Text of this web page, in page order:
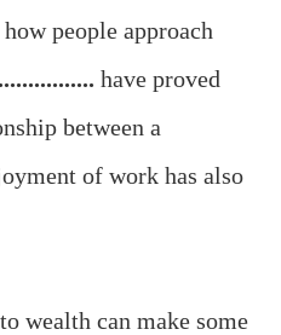
people approach
have proved
between a
of work has also
wealth can make some